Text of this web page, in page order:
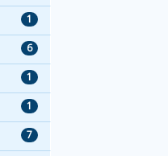
1
6
1
1
7